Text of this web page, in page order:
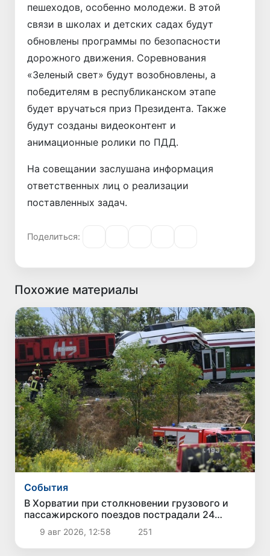
пешеходов, особенно молодежи. В этой
связи в школах и детских садах будут
обновлены программы по безопасности
дорожного движения. Соревнования
«Зеленый свет» будут возобновлены, а
победителям в республиканском этапе
будет вручаться приз Президента. Также
будут созданы видеоконтент и
анимационные ролики по ПДД.
На совещании заслушана информация
ответственных лиц о реализации
поставленных задач.
Поделиться:
Похожие материалы
Cобытия
В Хорватии при столкновении грузового и
пассажирского поездов пострадали 24
человека
9 авг 2026, 12:58 251